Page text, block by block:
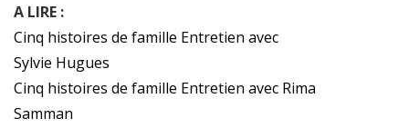
A LIRE :
Cinq histoires de famille Entretien avec
Sylvie Hugues
Cinq histoires de famille Entretien avec Rima
Samman